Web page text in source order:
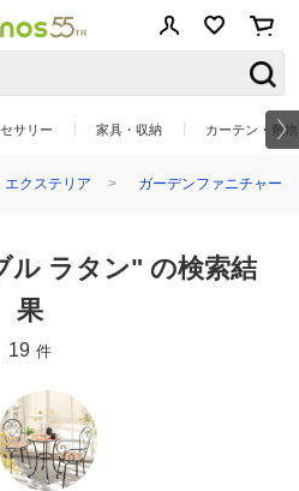
サリー 家具・収納 カーテン・敷
エクステリア ガーデンファニチャー
ル ラタン" の検索結
果
19 件